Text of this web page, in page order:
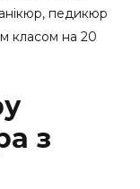
педикюр
класом на 20
з